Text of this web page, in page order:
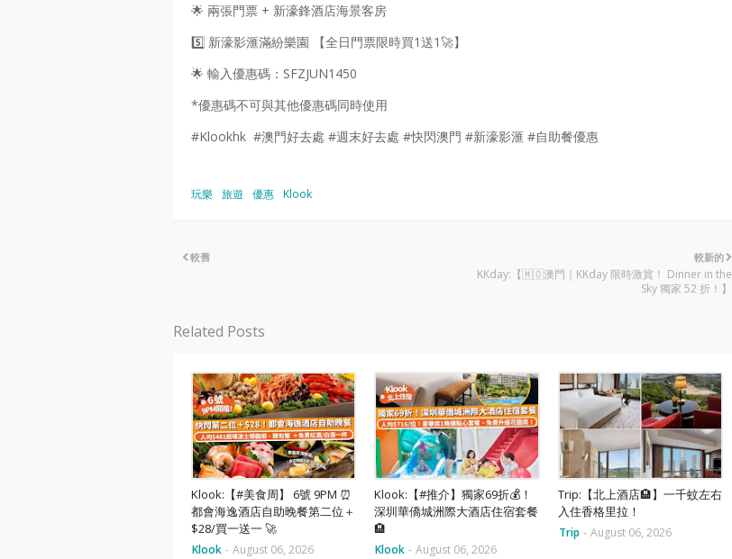
🌟 兩張門票 + 新濠鋒酒店海景客房
5️⃣ 新濠影滙滿紛樂園 【全日門票限時買1送1🚀】
🌟 輸入優惠碼：SFZJUN1450
*優惠碼不可與其他優惠碼同時使用
#Klookhk #澳門好去處 #週末好去處 #快閃澳門 #新濠影滙 #自助餐優惠
玩樂 旅遊 優惠 Klook
較新的
KKday:【🇲🇴澳門｜KKday 限時激賞！ Dinner in the
Sky 獨家 52 折！】
較舊
Related Posts
Klook:【#美食周】 6號 9PM ⏰
都會海逸酒店自助晚餐第二位＋
$28/買一送一 🚀
Klook - August 06, 2026
Klook:【#推介】獨家69折💰！
深圳華僑城洲際大酒店住宿套餐
🏨
Klook - August 06, 2026
Trip:【北上酒店🏨】一千蚊左右
入住香格里拉！
Trip - August 06, 2026